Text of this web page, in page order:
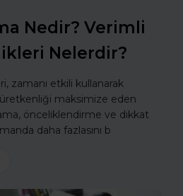
Nedir? Verimli
Nelerdir?
zamanı etkili kullanarak
üretkenliği maksimize eden
önceliklendirme ve dikkat
daha fazlasını b